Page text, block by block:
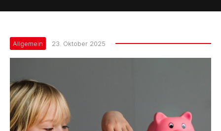
Allgemein 23. Oktober 2025